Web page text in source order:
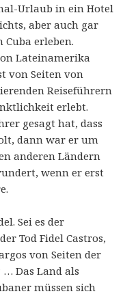
Urlaub in ein Hotel
aber auch gar
erleben.
Lateinamerika
von Seiten von
Reiseführern
erlebt.
gesagt hat, dass
dann war er um
anderen Ländern
wenn er erst
Sei es der
Tod Fidel Castros,
von Seiten der
Das Land als
müssen sich